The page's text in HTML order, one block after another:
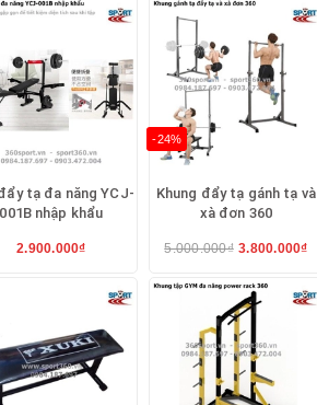
ngực,kéo xô, tập xà kép
tạ đa năng YCJ-
001B nhập khẩu
2.900.000₫
-24%
Khung đẩy tạ gánh tạ và
xà đơn 360
5.000.000₫ 3.800.000₫